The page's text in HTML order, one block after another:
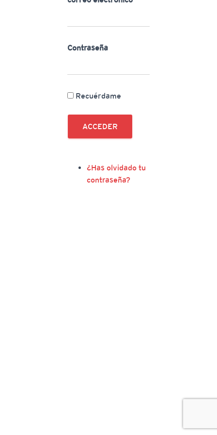
Contraseña
Recuérdame
ACCEDER
¿Has olvidado tu
contraseña?